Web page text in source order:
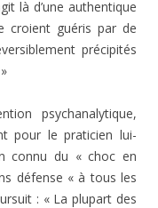
là d’une authentique
croient guéris par de
précipités
psycha­nalytique,
pour le praticien lui-
connu du « choc en
défense « à tous les
: « La plupart des